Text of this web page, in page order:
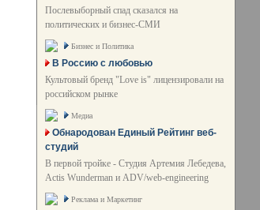
Послевыборный спад сказался на
политических и бизнес-СМИ
Бизнес и Политика
В Россию с любовью
Культовый бренд "Love is" лицензировали на
российском рынке
Медиа
Обнародован Единый Рейтинг веб-
студий
В первой тройке - Студия Артемия Лебедева,
Actis Wunderman и ADV/web-engineering
Реклама и Маркетинг